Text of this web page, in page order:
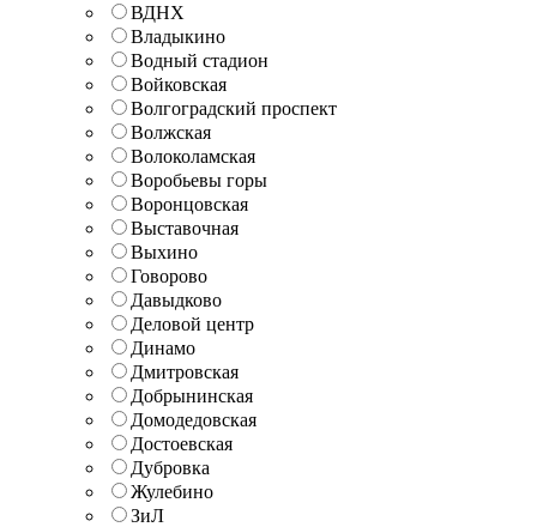
ВДНХ
Владыкино
Водный стадион
Войковская
Волгоградский проспект
Волжская
Волоколамская
Воробьевы горы
Воронцовская
Выставочная
Выхино
Говорово
Давыдково
Деловой центр
Динамо
Дмитровская
Добрынинская
Домодедовская
Достоевская
Дубровка
Жулебино
ЗиЛ